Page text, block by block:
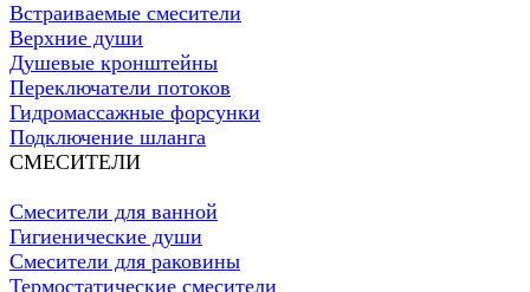
Встраиваемые смесители
Верхние души
Душевые кронштейны
Переключатели потоков
Гидромассажные форсунки
Подключение шланга
СМЕСИТЕЛИ
Смесители для ванной
Гигиенические души
Смесители для раковины
Термостатические смесители